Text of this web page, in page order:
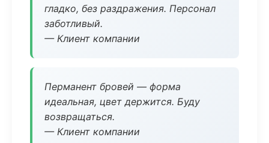
гладко, без раздражения. Персонал
заботливый.
— Клиент компании
Перманент бровей — форма
идеальная, цвет держится. Буду
возвращаться.
— Клиент компании